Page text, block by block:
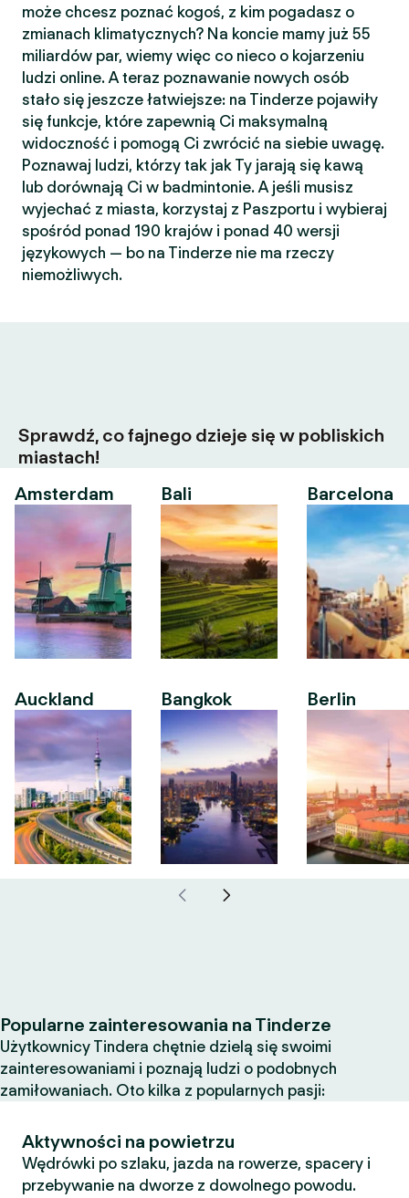
może chcesz poznać kogoś, z kim pogadasz o
zmianach klimatycznych? Na koncie mamy już 55
miliardów par, wiemy więc co nieco o kojarzeniu
ludzi online. A teraz poznawanie nowych osób
stało się jeszcze łatwiejsze: na Tinderze pojawiły
się funkcje, które zapewnią Ci maksymalną
widoczność i pomogą Ci zwrócić na siebie uwagę.
Poznawaj ludzi, którzy tak jak Ty jarają się kawą
lub dorównają Ci w badmintonie. A jeśli musisz
wyjechać z miasta, korzystaj z Paszportu i wybieraj
spośród ponad 190 krajów i ponad 40 wersji
językowych — bo na Tinderze nie ma rzeczy
niemożliwych.
Sprawdź, co fajnego dzieje się w pobliskich
miastach!
Amsterdam
Auckland
Bali
Bangkok
Barcelona
Berlin
Popularne zainteresowania na Tinderze
Użytkownicy Tindera chętnie dzielą się swoimi
zainteresowaniami i poznają ludzi o podobnych
zamiłowaniach. Oto kilka z popularnych pasji:
Aktywności na powietrzu
Wędrówki po szlaku, jazda na rowerze, spacery i
przebywanie na dworze z dowolnego powodu.